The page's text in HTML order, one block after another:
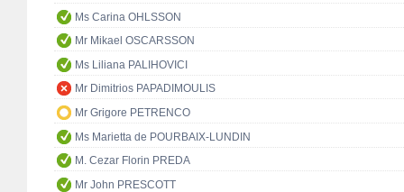
Ms Carina OHLSSON
Mr Mikael OSCARSSON
Ms Liliana PALIHOVICI
Mr Dimitrios PAPADIMOULIS
Mr Grigore PETRENCO
Ms Marietta de POURBAIX-LUNDIN
M. Cezar Florin PREDA
Mr John PRESCOTT